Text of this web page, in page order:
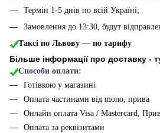
Термін 1-5 днів по всій Україні;
Замовлення до 13:30, будут
Таксі по Львову — по тарифу
Більше інформації про доставку -
Способи оплати:
Готівкою у магазині
Оплата частинами від mono, прива
Онлайн оплата Visa / Mastercard,
Оплата за реквізитами